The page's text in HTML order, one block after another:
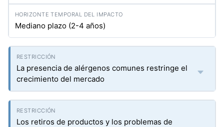
Mediano plazo (2-4 años)
La presencia de alérgenos comunes restringe el
crecimiento del mercado
Los retiros de productos y los problemas de